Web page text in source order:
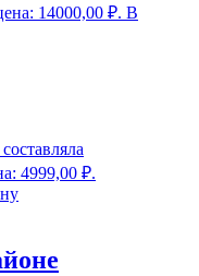
14000,00 ₽. В
4999,00 ₽.